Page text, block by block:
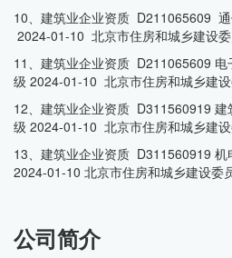
10、建筑业企业资质 D211065609
2024-01-10 北京市住房和城乡建设
11、建筑业企业资质 D211065609 电
级 2024-01-10 北京市住房和城乡建
12、建筑业企业资质 D311560919 建
级 2024-01-10 北京市住房和城乡建
13、建筑业企业资质 D311560919 机
2024-01-10 北京市住房和城乡建设委
公司简介